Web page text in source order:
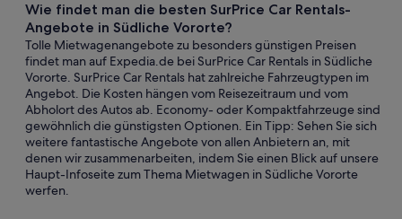
Wie findet man die besten SurPrice Car Rentals-
Angebote in Südliche Vororte?
Tolle Mietwagenangebote zu besonders günstigen Preisen
findet man auf Expedia.de bei SurPrice Car Rentals in Südliche
Vororte. SurPrice Car Rentals hat zahlreiche Fahrzeugtypen im
Angebot. Die Kosten hängen vom Reisezeitraum und vom
Abholort des Autos ab. Economy- oder Kompaktfahrzeuge sind
gewöhnlich die günstigsten Optionen. Ein Tipp: Sehen Sie sich
weitere fantastische Angebote von allen Anbietern an, mit
denen wir zusammenarbeiten, indem Sie einen Blick auf unsere
Haupt-Infoseite zum Thema Mietwagen in Südliche Vororte
werfen.